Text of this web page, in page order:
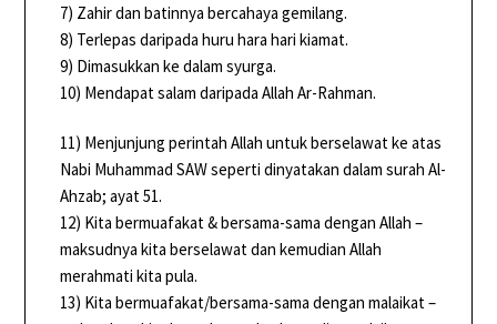
7) Zahir dan batinnya bercahaya gemilang.
8) Terlepas daripada huru hara hari kiamat.
9) Dimasukkan ke dalam syurga.
10) Mendapat salam daripada Allah Ar-Rahman.
11) Menjunjung perintah Allah untuk berselawat ke atas
Nabi Muhammad SAW seperti dinyatakan dalam surah Al-
Ahzab; ayat 51.
12) Kita bermuafakat & bersama-sama dengan Allah –
maksudnya kita berselawat dan kemudian Allah
merahmati kita pula.
13) Kita bermuafakat/bersama-sama dengan malaikat –